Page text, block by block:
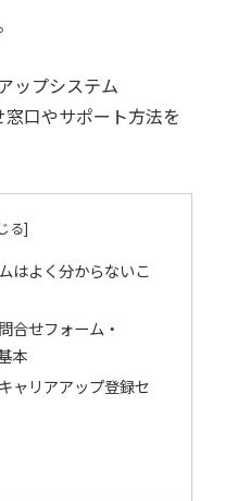
ップシステム
窓口やサポート方法を
はよく分からないこ
合せフォーム・
本
ャリアアップ登録セ